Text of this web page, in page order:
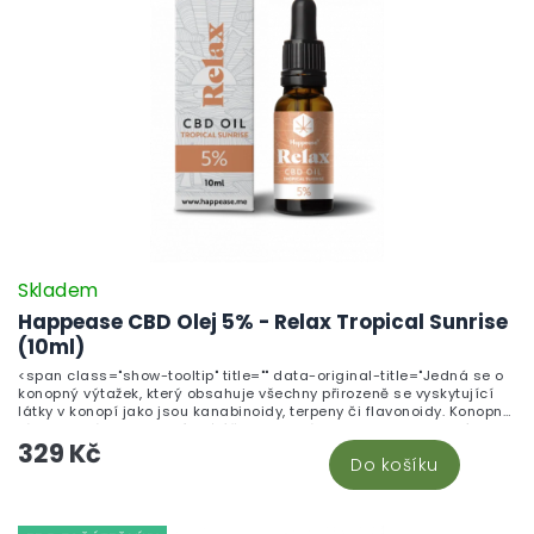
Happease CBD Olej 5% - Relax Tropical Sunrise
(10ml)
Skladem
329 Kč Do košíku
<span class="show-tooltip" title="" data-original-title="Jedná se o
konopný výtažek, který obsahuje všechny přirozeně se vyskytující
látky v konopí jako jsou kanabinoidy, terpeny či flavonoidy. Konopné
látky navzájem posilují své účinky, jedná se o tzv. doprovodný efekt.
Kanabinoidy Kanabinoidy jsou&hellip;">Fullspectrum CBD olej Relax
od firmy Happease Tento CBD olej je vytvořen pro lidi, kteří si občas
rádi odpočinou a dají si relax. Ať už v kteroukoliv denní dobu nebo